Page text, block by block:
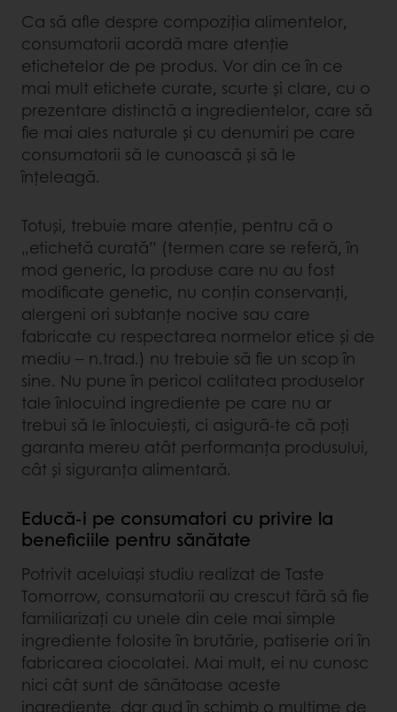
Ca să afle despre compoziția alimentelor,
consumatorii acordă mare atenție
etichetelor de pe produs. Vor din ce în ce
mai mult etichete curate, scurte și clare, cu o
prezentare distinctă a ingredientelor, care să
fie mai ales naturale și cu denumiri pe care
consumatorii să le cunoască și să le
înțeleagă.
Totuși, trebuie mare atenție, pentru că o
„etichetă curată” (termen care se referă, în
mod generic, la produse care nu au fost
modificate genetic, nu conțin conservanți,
alergeni ori subtanțe nocive sau care
fabricate cu respectarea normelor etice și de
mediu – n.trad.) nu trebuie să fie un scop în
sine. Nu pune în pericol calitatea produselor
tale înlocuind ingrediente pe care nu ar
trebui să le înlocuiești, ci asigură-te că poți
garanta mereu atât performanța produsului,
cât și siguranța alimentară.
Educă-i pe consumatori cu privire la
beneficiile pentru sănătate
Potrivit aceluiași studiu realizat de Taste
Tomorrow, consumatorii au crescut fără să fie
familiarizați cu unele din cele mai simple
ingrediente folosite în brutărie, patiserie ori în
fabricarea ciocolatei. Mai mult, ei nu cunosc
nici cât sunt de sănătoase aceste
ingrediente, dar aud în schimb o mulțime de